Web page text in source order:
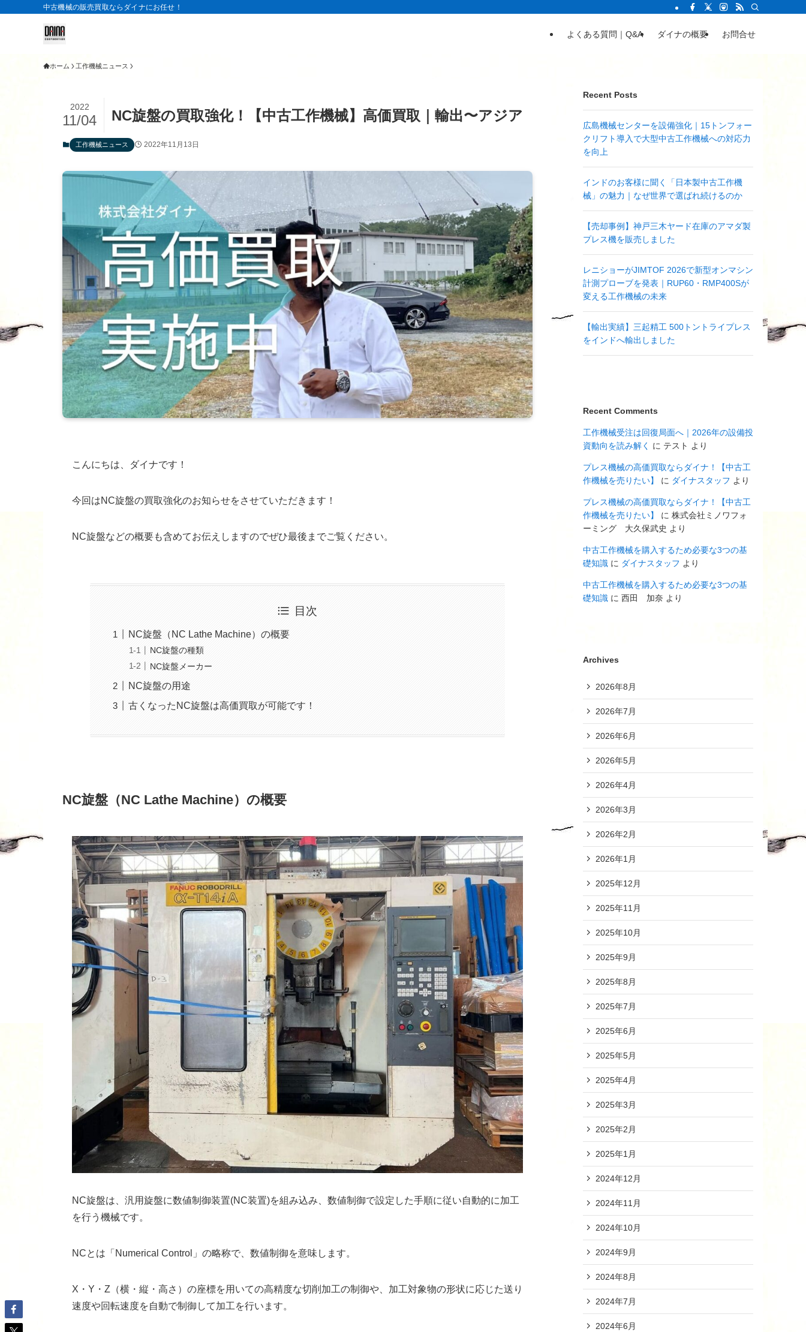
中古機械の販売買取ならダイナにお任せ！
よくある質問｜Q&A ダイナの概要 お問合せ
ホーム 工作機械ニュース
NC旋盤の買取強化！【中古工作機械】高価買取｜輸出〜アジア
2022
11/04
工作機械ニュース 2022年11月13日
こんにちは、ダイナです！
今回はNC旋盤の買取強化のお知らせをさせていただきます！
NC旋盤などの概要も含めてお伝えしますのでぜひ最後までご覧ください。
目次
NC旋盤（NC Lathe Machine）の概要
NC旋盤の種類
NC旋盤メーカー
NC旋盤の用途
古くなったNC旋盤は高価買取が可能です！
NC旋盤（NC Lathe Machine）の概要
NC旋盤は、汎用旋盤に数値制御装置(NC装置)を組み込み、数値制御で設定した手順に従い自動的に加工
を行う機械です。
NCとは「Numerical Control」の略称で、数値制御を意味します。
X・Y・Z（横・縦・高さ）の座標を用いての高精度な切削加工の制御や、加工対象物の形状に応じた送り
速度や回転速度を自動で制御して加工を行います。
Recent Posts
広島機械センターを設備強化｜15トンフォー
クリフト導入で大型中古工作機械への対応力
を向上
インドのお客様に聞く「日本製中古工作機
械」の魅力｜なぜ世界で選ばれ続けるのか
【売却事例】神戸三木ヤード在庫のアマダ製
プレス機を販売しました
レニショーがJIMTOF 2026で新型オンマシン
計測プローブを発表｜RUP60・RMP400Sが
変える工作機械の未来
【輸出実績】三起精工 500トントライプレス
をインドへ輸出しました
Recent Comments
工作機械受注は回復局面へ｜2026年の設備投
資動向を読み解く
に テスト より
プレス機械の高価買取ならダイナ！【中古工
作機械を売りたい】
に ダイナスタッフ より
プレス機械の高価買取ならダイナ！【中古工
作機械を売りたい】
に 株式会社ミノワフォ
ーミング 大久保武史 より
中古工作機械を購入するため必要な3つの基
礎知識 に ダイナスタッフ より
中古工作機械を購入するため必要な3つの基
礎知識 に 西田 加奈 より
Archives
2026年8月
2026年7月
2026年6月
2026年5月
2026年4月
2026年3月
2026年2月
2026年1月
2025年12月
2025年11月
2025年10月
2025年9月
2025年8月
2025年7月
2025年6月
2025年5月
2025年4月
2025年3月
2025年2月
2025年1月
2024年12月
2024年11月
2024年10月
2024年9月
2024年8月
2024年7月
2024年6月